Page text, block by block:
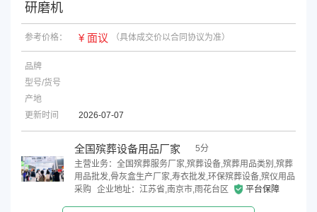
研磨机
参考价格： ¥ 面议 （具体成交价以合同协议为准）
品牌
型号/货号
产地
更新时间
2026-07-07
全国殡葬设备用品厂家
5分
主营业务：全国殡葬服务厂家,殡葬设备,殡葬用品类别,殡葬
用品批发,骨灰盒生产厂家,寿衣批发,环保殡葬设备,殡仪用品
采购
企业地址：江苏省,南京市,雨花台区 平台保障